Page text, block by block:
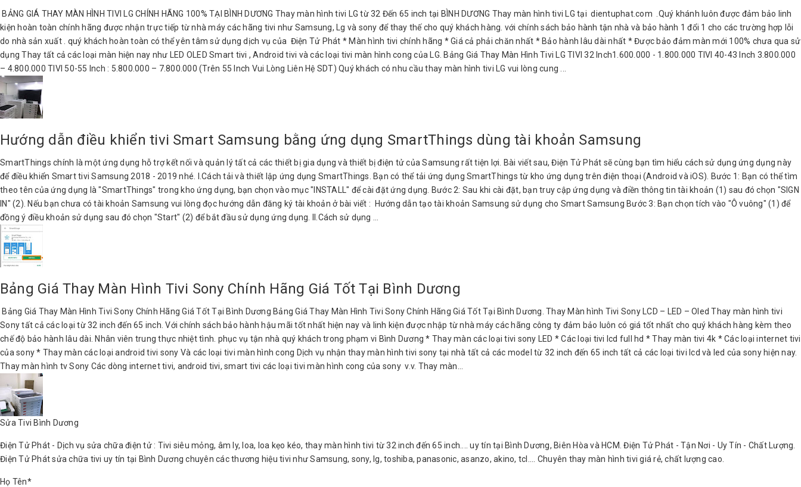
BẢNG GIÁ THAY MÀN HÌNH TIVI LG CHÍNH HÃNG 100% TẠI BÌNH DƯƠNG Thay màn hình tivi LG từ 32 Đến 65 inch tại BÌNH DƯƠNG Thay màn hình tivi LG tại dientuphat.com .Quý khánh luôn được đảm bảo linh
kiện hoàn toàn chính hãng được nhận trực tiếp từ nhà máy các hãng tivi như Samsung, Lg và sony để thay thế cho quý khách hàng. với chính sách bảo hành tận nhà và bảo hành 1 đổi 1 cho các trường hợp lỗi
do nhà sản xuất . quý khách hoàn toàn có thể yên tâm sử dụng dịch vụ của Điện Tử Phát * Màn hình tivi chính hãng * Giá cả phải chăn nhất * Bảo hành lâu dài nhất * Được bảo đảm màn mới 100% chưa qua sử
dụng Thay tất cả các loại màn hiện nay như LED OLED Smart tivi , Android tivi và các loại tivi màn hình cong của LG. Bảng Giá Thay Màn Hình Tivi LG TIVI 32 Inch1.600.000 - 1.800.000 TIVI 40-43 Inch 3.800.000
– 4.800.000 TIVI 50-55 Inch : 5.800.000 – 7.800.000 (Trên 55 Inch Vui Lòng Liên Hệ SDT) Quý khách có nhu cầu thay màn hình tivi LG vui lòng cung ...
Hướng dẫn điều khiển tivi Smart Samsung bằng ứng dụng SmartThings dùng tài khoản Samsung
SmartThings chính là một ứng dụng hỗ trợ kết nối và quản lý tất cả các thiết bị gia dụng và thiết bị điện tử của Samsung rất tiện lợi. Bài viết sau, Điện Tử Phát sẽ cùng bạn tìm hiểu cách sử dụng ứng dụng này
để điều khiển Smart tivi Samsung 2018 - 2019 nhé. I.Cách tải và thiết lập ứng dụng SmartThings. Bạn có thể tải ứng dụng SmartThings từ kho ứng dụng trên điện thoại (Android và iOS). Bước 1: Bạn có thể tìm
theo tên của ứng dụng là "SmartThings" trong kho ứng dụng, bạn chọn vào mục "INSTALL" để cài đặt ứng dụng. Bước 2: Sau khi cài đặt, bạn truy cập ứng dụng và điền thông tin tài khoản (1) sau đó chọn "SIGN
IN" (2). Nếu bạn chưa có tài khoản Samsung vui lòng đọc hướng dẫn đăng ký tài khoản ở bài viết : Hướng dẫn tạo tài khoản Samsung sử dụng cho Smart Samsung Bước 3: Bạn chọn tích vào "Ô vuông" (1) để
đồng ý điều khoản sử dụng sau đó chọn "Start" (2) để bắt đầu sử dụng ứng dụng. II.Cách sử dụng ...
Bảng Giá Thay Màn Hình Tivi Sony Chính Hãng Giá Tốt Tại Bình Dương
Bảng Giá Thay Màn Hình Tivi Sony Chính Hãng Giá Tốt Tại Bình Dương Bảng Giá Thay Màn Hình Tivi Sony Chính Hãng Giá Tốt Tại Bình Dương. Thay Màn hình Tivi Sony LCD – LED – Oled Thay màn hình tivi
Sony tất cả các loại từ 32 inch đến 65 inch. Với chính sách bảo hành hậu mãi tốt nhất hiện nay và linh kiện được nhập từ nhà máy các hãng công ty đảm bảo luôn có giá tốt nhất cho quý khách hàng kèm theo
chế độ bảo hành lâu dài. Nhân viên trung thực nhiệt tình. phục vụ tận nhà quý khách trong phạm vi Bình Dương * Thay màn các loại tivi sony LED * Các loại tivi lcd full hd * Thay màn tivi 4k * Các loại internet tivi
của sony * Thay màn các loại android tivi sony Và các loại tivi màn hình cong Dịch vụ nhận thay màn hình tivi sony tại nhà tất cả các model từ 32 inch đến 65 inch tất cả các loại tivi lcd và led của sony hiện nay.
Thay màn hình tv Sony Các dòng internet tivi, android tivi, smart tivi các loại tivi màn hình cong của sony v.v. Thay màn...
Sửa Tivi Bình Dương
Điện Tử Phát - Dịch vụ sửa chữa điện tử : Tivi siêu mỏng, âm ly, loa, loa kẹo kéo, thay màn hình tivi từ 32 inch đến 65 inch.... uy tín tại Bình Dương, Biên Hòa và HCM. Điện Tử Phát - Tận Nơi - Uy Tín - Chất Lượng.
Điện Tử Phát sửa chữa tivi uy tín tại Bình Dương chuyên các thương hiệu tivi như Samsung, sony, lg, toshiba, panasonic, asanzo, akino, tcl.... Chuyên thay màn hình tivi giá rẻ, chất lượng cao.
Họ Tên*